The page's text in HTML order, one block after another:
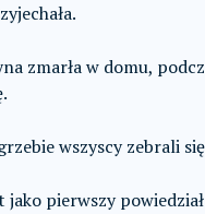
zmarła w domu,
wszyscy zebrali
jako pierwszy